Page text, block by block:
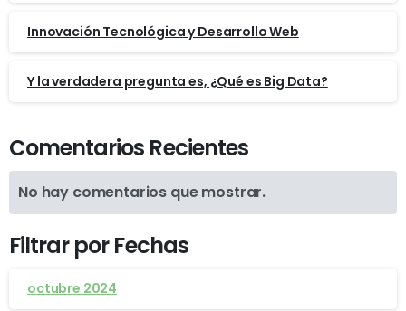
Innovación Tecnológica y Desarrollo Web
Y la verdadera pregunta es, ¿Qué es Big Data?
Comentarios Recientes
No hay comentarios que mostrar.
Filtrar por Fechas
octubre 2024